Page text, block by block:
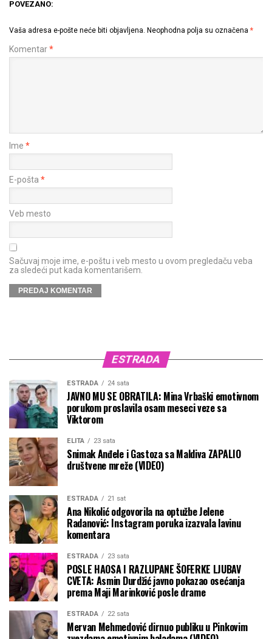
POVEZANO:
Vaša adresa e-pošte neće biti objavljena. Neophodna polja su označena *
Komentar*
Ime *
E-pošta *
Veb mesto
Sačuvaj moje ime, e-poštu i veb mesto u ovom pregledaču veba
za sledeći put kada komentarišem.
ESTRADA
ESTRADA 24 sata
JAVNO MU SE OBRATILA: Mina Vrbaški emotivnom
porukom proslavila osam meseci veze sa
Viktorom
ELITA 23 sata
Snimak Anđele i Gastoza sa Maldiva ZAPALIO
društvene mreže (VIDEO)
ESTRADA 21 sat
Ana Nikolić odgovorila na optužbe Jelene
Radanović: Instagram poruka izazvala lavinu
komentara
ESTRADA 23 sata
POSLE HAOSA I RAZLUPANE ŠOFERKE LJUBAV
CVETA: Asmin Durdžić javno pokazao osećanja
prema Maji Marinković posle drame
ESTRADA 22 sata
Mervan Mehmedović dirnuo publiku u Pinkovim